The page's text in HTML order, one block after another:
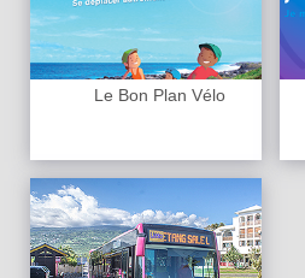
Le Bon Plan Vélo